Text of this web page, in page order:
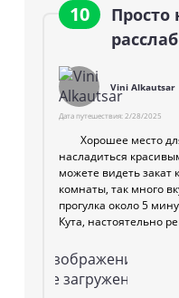
REgards Hotel
10
Просто
Vini Alkautsar
Дата путешествия: 2/28/2025
Хорошее место
насладиться
можете видеть закат
комнаты, так много
прогулка около 5
Кута, настоятельно
Изображение
не загружено